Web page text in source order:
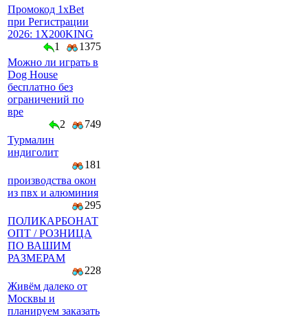
Промокод 1xBet
при Регистрации
2026: 1X200KING
1
1375
Можно ли играть в
Dog House
бесплатно без
ограничений по
вре
2
749
Турмалин
индиголит
181
производства окон
из пвх и алюминия
295
ПОЛИКАРБОНАТ
ОПТ / РОЗНИЦА
ПО ВАШИМ
РАЗМЕРАМ
228
Живём далеко от
Москвы и
планируем заказать